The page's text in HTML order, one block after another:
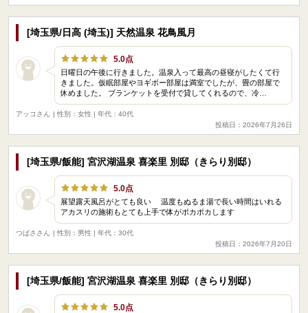
[埼玉県/日高 (埼玉)] 天然温泉 花鳥風月
5.0点
日曜日の午後に行きました。温泉入って最高の昼寝がしたくて行
きました。仮眠部屋やヨギボー部屋は満室でしたが、畳の部屋で
休めました。 ブランケットを受付で貸してくれるので、冷…
アッコさん
| 性別：女性 | 年代：40代
投稿日：2026年7月26日
[埼玉県/飯能] 宮沢湖温泉 喜楽里 別邸（きらり別邸）
5.0点
展望露天風呂がとても良い 温度もぬるま湯で長い時間はいれる
アカスリの施術もとても上手で体がポカポカします
つばささん
| 性別：男性 | 年代：30代
投稿日：2026年7月20日
[埼玉県/飯能] 宮沢湖温泉 喜楽里 別邸（きらり別邸）
5.0点